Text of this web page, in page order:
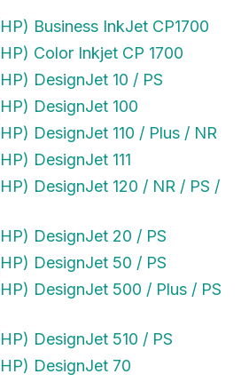
Business InkJet CP1700
Color Inkjet CP 1700
DesignJet 10 / PS
DesignJet 100
DesignJet 110 / Plus / NR
DesignJet 111
DesignJet 120 / NR / PS /
DesignJet 20 / PS
DesignJet 50 / PS
DesignJet 500 / Plus / PS
DesignJet 510 / PS
DesignJet 70